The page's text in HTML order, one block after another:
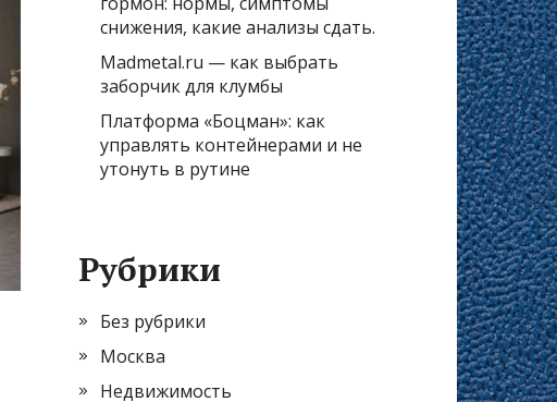
снижения, какие анализы сдать.
Madmetal.ru — как выбрать
заборчик для клумбы
Платформа «Боцман»: как
управлять контейнерами и не
утонуть в рутине
Рубрики
Без рубрики
Москва
Недвижимость